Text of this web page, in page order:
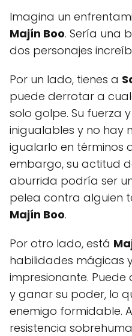
Imagina un
Majín Boo. Sería una
dos personajes
Por un lado, tienes a
puede derrotar a
solo golpe. Su fuerza
inigualables y no hay
igualarlo en términos
embargo, su actitud
aburrida podría ser
pelea contra alguien
Majín Boo.
Por otro lado, está
habilidades mágicas
impresionante.
y ganar su poder, lo
enemigo formidable.
resistencia